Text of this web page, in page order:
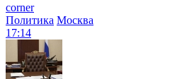
corner
Политика Москва
17:14